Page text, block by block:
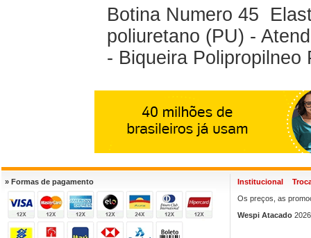
Botina Numero 45
poliuretano (PU) -
- Biqueira
» Formas de pagamento Institucional
Os preços, as
Wespi Atacado